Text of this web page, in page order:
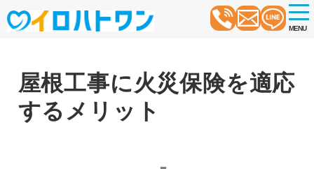
t
o
g
MENU
屋根工事に火災保険を適応
するメリット